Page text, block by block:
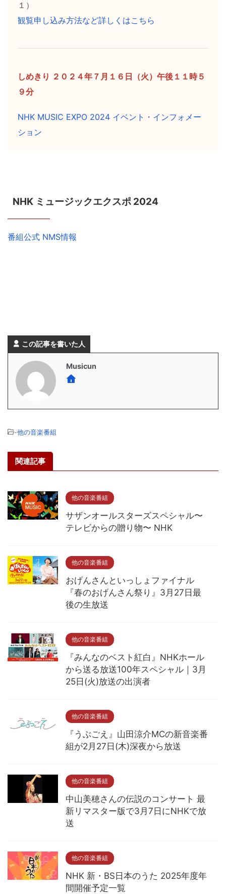
１）
観覧申し込み方法など詳しくはこちら
しめきり ２０２４年７月１６日（火）午後１１時５
９分
NHK MUSIC EXPO 2024 イベント・インフォメー
ション
NHK ミュージックエクスポ 2024
番組公式 NMS情報
この記事を書いた人
Musicun
-他の音楽番組
関連記事
他の音楽番組
サザンオールスターズスペシャル〜
テレビからの贈り物〜 NHK
他の音楽番組
おげんさんといっしょファイナル
『春のおげんさん祭り』3月27日最
後の生放送
他の音楽番組
『みんなのベスト紅白』NHKホール
から送る放送100年スペシャル｜3月
25日(火)放送の出演者
他の音楽番組
『うぶごえ』山田涼介MCの新音楽番
組が2月27日(木)深夜から放送
他の音楽番組
中山美穂さんの伝説のコンサート 最
新リマスター版で3月7日にNHKで放
送
他の音楽番組
NHK 新・BS日本のうた 2025年度年
間開催予定一覧